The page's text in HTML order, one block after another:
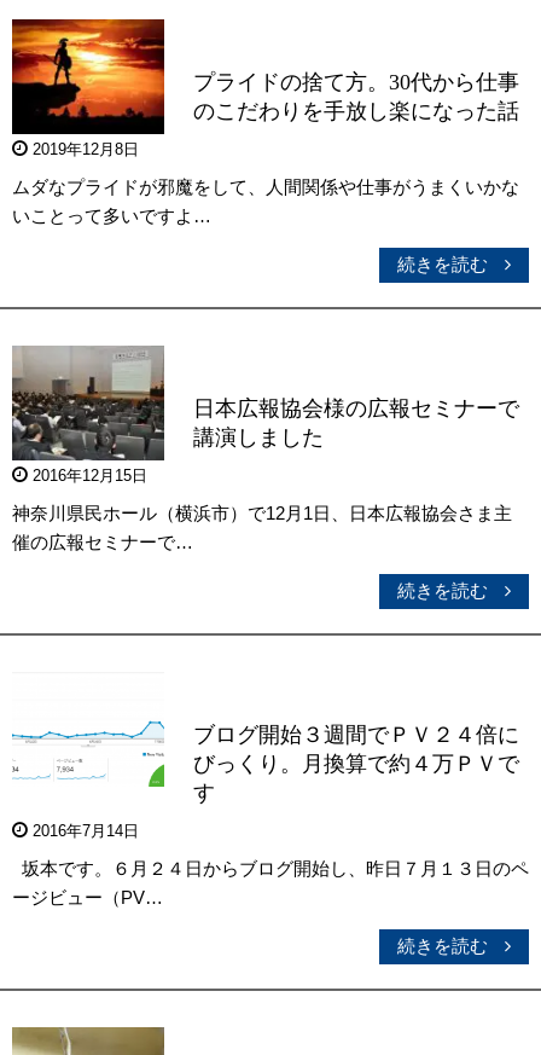
プライドの捨て方。30代から仕事
のこだわりを手放し楽になった話
2019年12月8日
ムダなプライドが邪魔をして、人間関係や仕事がうまくいかな
いことって多いですよ…
続きを読む
日本広報協会様の広報セミナーで
講演しました
2016年12月15日
神奈川県民ホール（横浜市）で12月1日、日本広報協会さま主
催の広報セミナーで…
続きを読む
ブログ開始３週間でＰＶ２４倍に
びっくり。月換算で約４万ＰＶで
す
2016年7月14日
坂本です。６月２４日からブログ開始し、昨日７月１３日のペ
ージビュー（PV…
続きを読む